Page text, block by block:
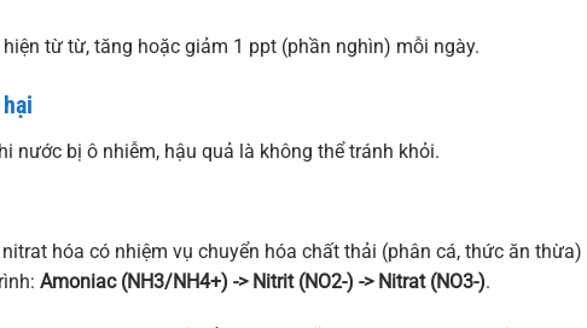
từ từ, tăng hoặc giảm 1 ppt (phần nghìn) mỗi ngày.
nước bị ô nhiễm, hậu quả là không thể tránh khỏi.
hóa có nhiệm vụ chuyển hóa chất thải (phân cá, thức ăn thừa)
Amoniac (NH3/NH4+) -> Nitrit (NO2-) -> Nitrat (NO3-).